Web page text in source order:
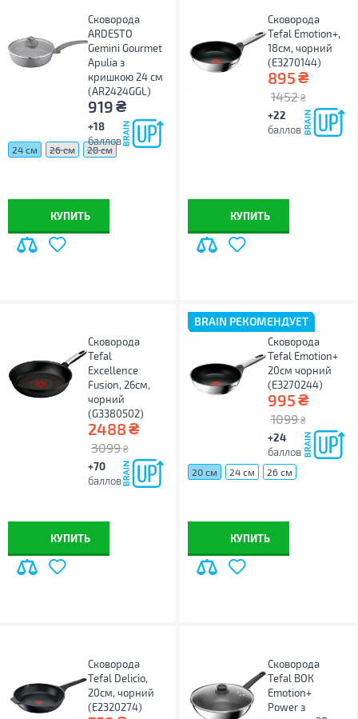
Сковорода
ARDESTO
Gemini Gourmet
Apulia з
кришкою 24 см
(AR2424GGL)
919₴
+18
баллов
24 см 26 см 28 см
КУПИТЬ
Сковорода
Tefal Emotion+,
18см, чорний
(E3270144)
895₴
1452 ₴
+22
баллов
КУПИТЬ
Сковорода
Tefal
Excellence
Fusion, 26см,
чорний
(G3380502)
2488₴
3099 ₴
+70
баллов
КУПИТЬ
BRAIN РЕКОМЕНДУЕТ
Сковорода
Tefal Emotion+
20см чорний
(E3270244)
995₴
1099 ₴
+24
баллов
20 см 24 см 26 см
КУПИТЬ
Сковорода
Tefal Delicio,
20см, чорний
(E2320274)
Сковорода
Tefal ВОК
Emotion+
Power з